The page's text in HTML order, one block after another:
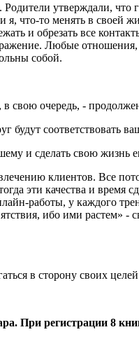
утверждали, что
что-то менять в своей
и обрезать все
Любые отношения,
собой.
свою очередь, -
будут соответствовать
и сделать свою жизнь
клиентов. Все
эти качества и время
работы, у каждого
ибо ими растем»
в сторону своих
При регистрации 8